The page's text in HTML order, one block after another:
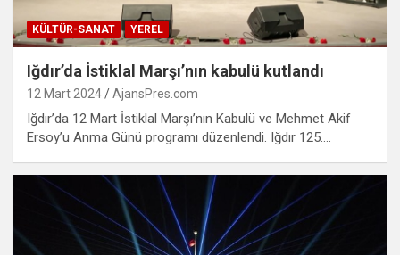
KÜLTÜR-SANAT YEREL
Iğdır’da İstiklal Marşı’nın kabulü kutlandı
12 Mart 2024 AjansPres.com
Iğdır’da 12 Mart İstiklal Marşı’nın Kabulü ve Mehmet Akif
Ersoy’u Anma Günü programı düzenlendi. Iğdır 125.…